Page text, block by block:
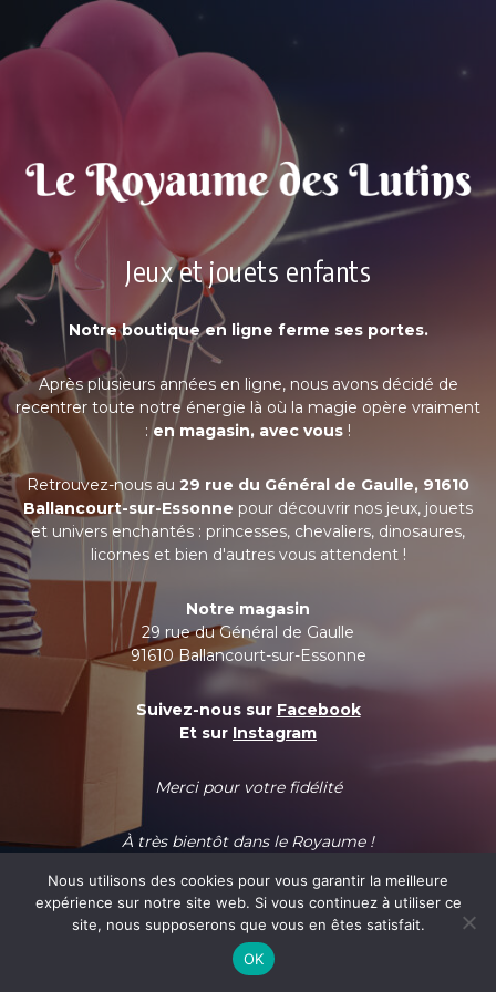
Jeux et jouets enfants
Notre boutique en ligne ferme ses portes.
Après plusieurs années en ligne, nous avons décidé de
recentrer toute notre énergie là où la magie opère vraiment
:en magasin, avec vous !
Retrouvez-nous au 29 rue du Général de Gaulle, 91610
Ballancourt-sur-Essonne pour découvrir nos jeux, jouets
et univers enchantés : princesses, chevaliers, dinosaures,
licornes et bien d'autres vous attendent !
Notre magasin
29 rue du Général de Gaulle
91610 Ballancourt-sur-Essonne
Suivez-nous sur Facebook
Et sur Instagram
Merci pour votre fidélité
À très bientôt dans le Royaume !
Nous utilisons des cookies pour vous garantir la meilleure
expérience sur notre site web. Si vous continuez à utiliser ce
site, nous supposerons que vous en êtes satisfait.
OK